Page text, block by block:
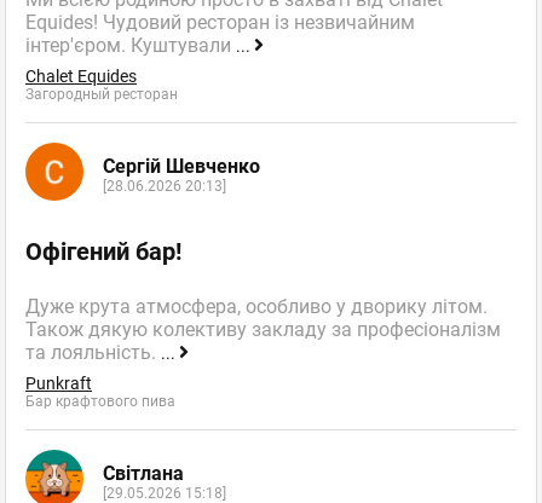
Equides! Чудовий ресторан із незвичайним
інтер'єром. Куштували ...
Chalet Equides
Загородный ресторан
Сергій Шевченко
[28.06.2026 20:13]
Офігений бар!
Дуже крута атмосфера, особливо у дворику літом.
Також дякую колективу закладу за професіоналізм
та лояльність. ...
Punkraft
Бар крафтового пива
Світлана
[29.05.2026 15:18]